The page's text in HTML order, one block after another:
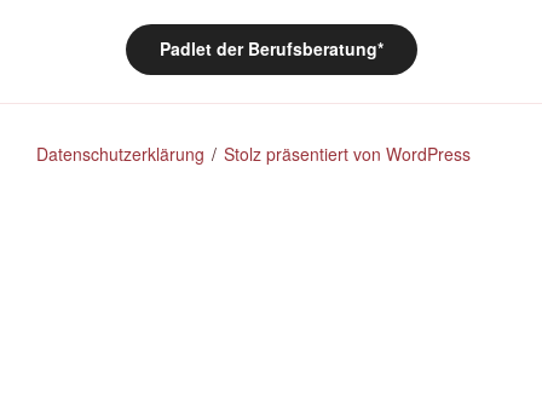
Padlet der Berufsberatung*
Datenschutzerklärung Stolz präsentiert von WordPress